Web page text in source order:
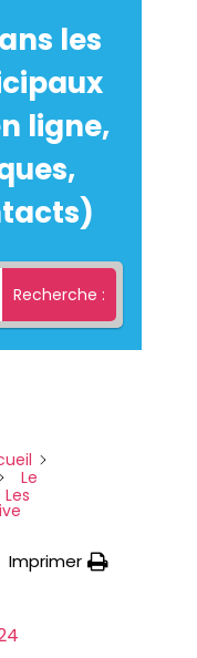
les
ligne,
Recherche :
Le
Imprimer